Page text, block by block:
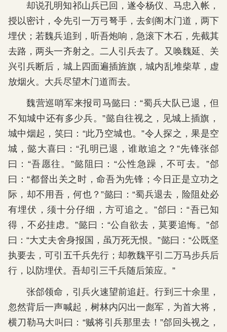
却说孔明知祁山兵已回，遂令杨仪、马忠入帐，
授以密计，令先引一万弓弩手，去剑阁木门道，两下
埋伏；若魏兵追到，听吾炮响，急滚下木石，先截其
去路，两头一齐射之。二人引兵去了。又唤魏延、关
兴引兵断后，城上四面遍插旌旗，城内乱堆柴草，虚
放烟火。大兵尽望木门道而去。
魏营巡哨军来报司马懿曰：“蜀兵大队已退，但
不知城中还有多少兵。”懿自往视之，见城上插旗，
城中烟起，笑曰：“此乃空城也。”令人探之，果是空
城，懿大喜曰：“孔明已退，谁敢追之？”先锋张郃
曰：“吾愿往。”懿阻曰：“公性急躁，不可去。”郃
曰：“都督出关之时，命吾为先锋；今日正是立功之
际，却不用吾，何也？”懿曰：“蜀兵退去，险阻处必
有埋伏，须十分仔细，方可追之。”郃曰：“吾已知
得，不必挂虑。”懿曰：“公自欲去，莫要追悔。”郃
曰：“大丈夫舍身报国，虽万死无恨。”懿曰：“公既坚
执要去，可引五千兵先行；却教魏平引二万马步兵后
行，以防埋伏。吾却引三千兵随后策应。”
张郃领命，引兵火速望前追赶。行到三十余里，
忽然背后一声喊起，树林内闪出一彪军，为首大将，
横刀勒马大叫曰：“贼将引兵那里去！”郃回头视之，